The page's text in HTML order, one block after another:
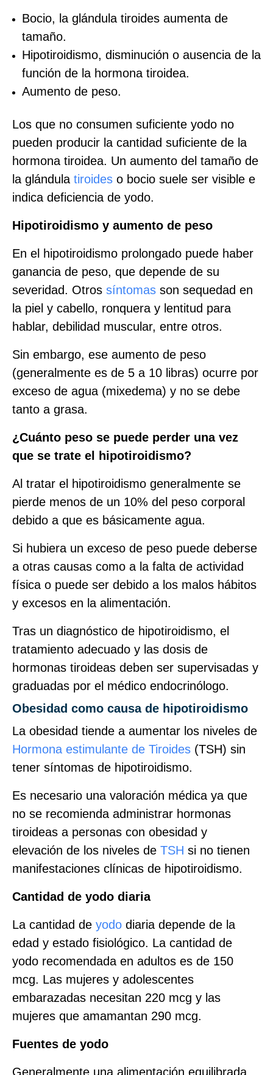
Bocio, la glándula tiroides aumenta de
tamaño.
Hipotiroidismo, disminución o ausencia de la
función de la hormona tiroidea.
Aumento de peso.
Los que no consumen suficiente yodo no
pueden producir la cantidad suficiente de la
hormona tiroidea. Un aumento del tamaño de
la glándula tiroides o bocio suele ser visible e
indica deficiencia de yodo.
Hipotiroidismo y aumento de peso
En el hipotiroidismo prolongado puede haber
ganancia de peso, que depende de su
severidad. Otros síntomas son sequedad en
la piel y cabello, ronquera y lentitud para
hablar, debilidad muscular, entre otros.
Sin embargo, ese aumento de peso
(generalmente es de 5 a 10 libras) ocurre por
exceso de agua (mixedema) y no se debe
tanto a grasa.
¿Cuánto peso se puede perder una vez
que se trate el hipotiroidismo?
Al tratar el hipotiroidismo generalmente se
pierde menos de un 10% del peso corporal
debido a que es básicamente agua.
Si hubiera un exceso de peso puede deberse
a otras causas como a la falta de actividad
física o puede ser debido a los malos hábitos
y excesos en la alimentación.
Tras un diagnóstico de hipotiroidismo, el
tratamiento adecuado y las dosis de
hormonas tiroideas deben ser supervisadas y
graduadas por el médico endocrinólogo.
Obesidad como causa de hipotiroidismo
La obesidad tiende a aumentar los niveles de
Hormona estimulante de Tiroides (TSH) sin
tener síntomas de hipotiroidismo.
Es necesario una valoración médica ya que
no se recomienda administrar hormonas
tiroideas a personas con obesidad y
elevación de los niveles de TSH si no tienen
manifestaciones clínicas de hipotiroidismo.
Cantidad de yodo diaria
La cantidad de yodo diaria depende de la
edad y estado fisiológico. La cantidad de
yodo recomendada en adultos es de 150
mcg. Las mujeres y adolescentes
embarazadas necesitan 220 mcg y las
mujeres que amamantan 290 mcg.
Fuentes de yodo
Generalmente una alimentación equilibrada